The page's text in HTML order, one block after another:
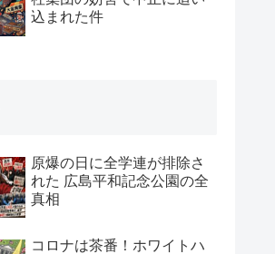
込まれた件
原爆の日に全学連が排除さ
れた 広島平和記念公園の全
真相
コロナは茶番！ホワイトハ